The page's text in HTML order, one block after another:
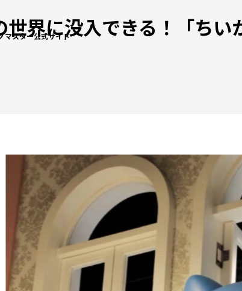
マスター公式サイト
界に没入できる！「ちい